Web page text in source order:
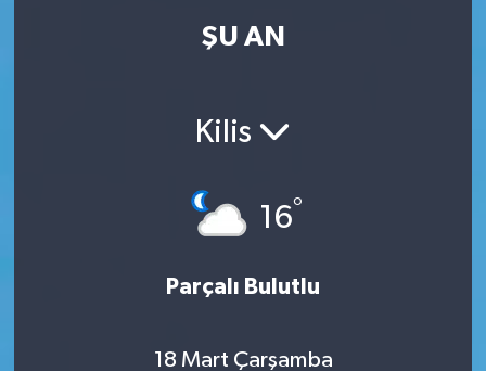
ŞU AN
Kilis
16°
Parçalı Bulutlu
18 Mart Çarşamba